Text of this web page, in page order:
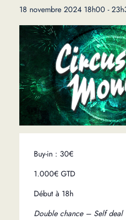
18 novembre 2024 18h00 -
Buy-in : 30€
1.000€ GTD
Début à 18h
Double chance – Self deal